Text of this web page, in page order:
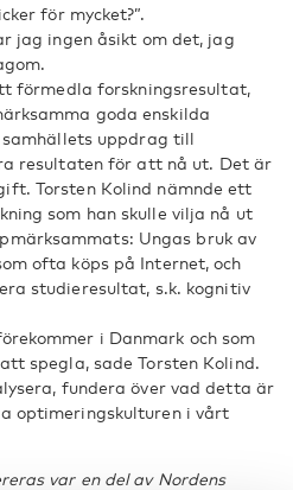
för mycket?”.
jag ingen åsikt om det, jag
förmedla forskningsresultat,
goda enskilda
uppdrag till
resultaten för att nå ut. Det är
Torsten Kolind nämnde ett
som han skulle vilja nå ut
Ungas bruk av
ofta köps på Internet, och
studieresultat, s.k. kognitiv
i Danmark och som
spegla, sade Torsten Kolind.
fundera över vad detta är
optimeringskulturen i vårt
var en del av Nordens